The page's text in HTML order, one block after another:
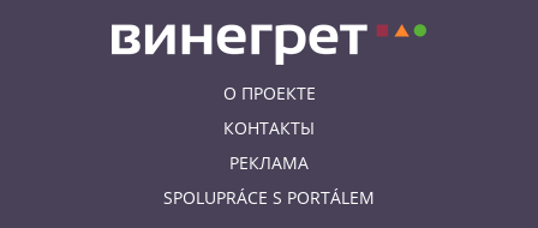
О ПРОЕКТЕ
КОНТАКТЫ
РЕКЛАМА
SPOLUPRÁCE S PORTÁLEM